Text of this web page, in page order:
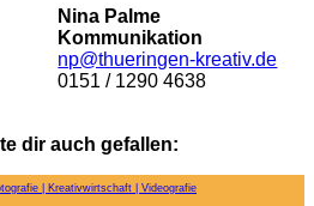
Nina Palme
Kommunikation
np@thueringen-kreativ.de
0151 / 1290 4638
dir auch gefallen:
Kreativwirtschaft Videografie